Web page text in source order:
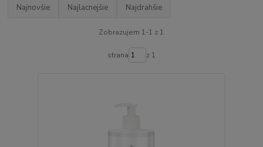
Najnovšie Najlacnejšie Najdrahšie
Zobrazujem 1-1 z 1
strana z 1